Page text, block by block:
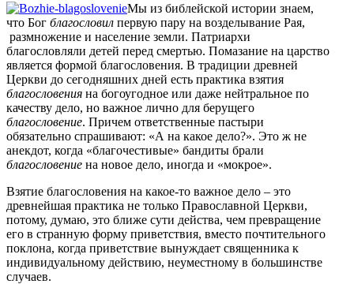
Мы из библейской истории знаем,
что Бог благословил первую пару на возделывание Рая,
размножение и население земли. Патриархи
благословляли детей перед смертью. Помазание на царство
является формой благословения. В традиции древней
Церкви до сегодняшних дней есть практика взятия
благословения на богоугодное или даже нейтральное по
качеству дело, но важное лично для берущего
благословение. Причем ответственные пастыри
обязательно спрашивают: «А на какое дело?». Это ж не
анекдот, когда «благочестивые» бандиты брали
благословение на новое дело, иногда и «мокрое».
Взятие благословения на какое-то важное дело – это
древнейшая практика не только Православной Церкви,
потому, думаю, это ближе сути действа, чем превращение
его в странную форму приветствия, вместо почтительного
поклона, когда приветствие вынуждает священника к
индивидуальному действию, неуместному в большинстве
случаев.